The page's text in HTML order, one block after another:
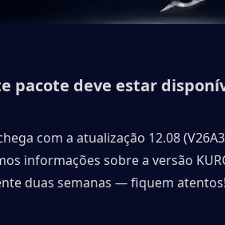
pacote deve estar
com a atualização 12.08
informações sobre a versão
duas semanas — fiquem atentos!